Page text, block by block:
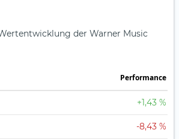
der Warner Music
Perfor­mance
+1,43 %
-8,43 %